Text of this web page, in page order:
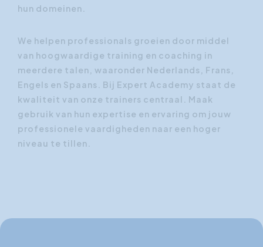
hun domeinen.
We helpen professionals groeien door middel
van hoogwaardige training en coaching in
meerdere talen, waaronder Nederlands, Frans,
Engels en Spaans. Bij Expert Academy staat de
kwaliteit van onze trainers centraal. Maak
gebruik van hun expertise en ervaring om jouw
professionele vaardigheden naar een hoger
niveau te tillen.